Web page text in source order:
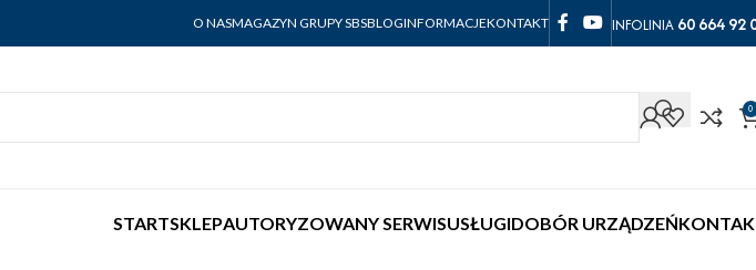
O NASMAGAZYN GRUPY SBSBLOGINFORMACJEKONTAKT INFOLINIA 60 664 92
0
STARTSKLEPAUTORYZOWANY SERWISUSŁUGIDOBÓR URZĄDZEŃ